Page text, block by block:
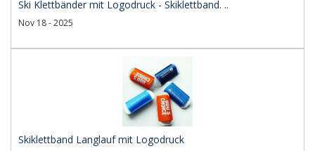
Ski Klettbänder mit Logodruck - Skiklettband. ..
Nov 18 - 2025
Skiklettband Langlauf mit Logodruck